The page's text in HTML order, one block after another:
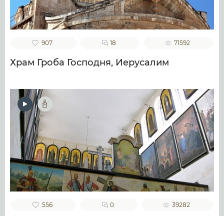
907 18 71592
Храм Гроба Господня, Иерусалим
556 0 39282